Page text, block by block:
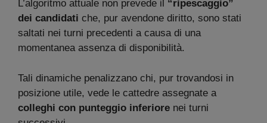
L’algoritmo attuale non prevede il “ripescaggio”
dei candidati che, pur avendone diritto, sono stati
saltati nei turni precedenti a causa di una
momentanea assenza di disponibilità.
Tali dinamiche penalizzano chi, pur trovandosi in
posizione utile, vede le cattedre assegnate a
colleghi con punteggio inferiore nei turni